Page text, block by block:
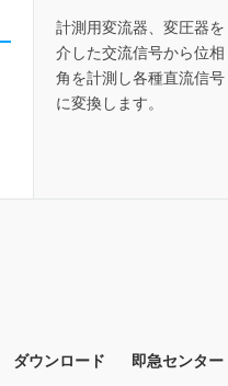
計測用変流器、変圧器を
介した交流信号から位相
角を計測し各種直流信号
に変換します。
ダウンロード 即急センター